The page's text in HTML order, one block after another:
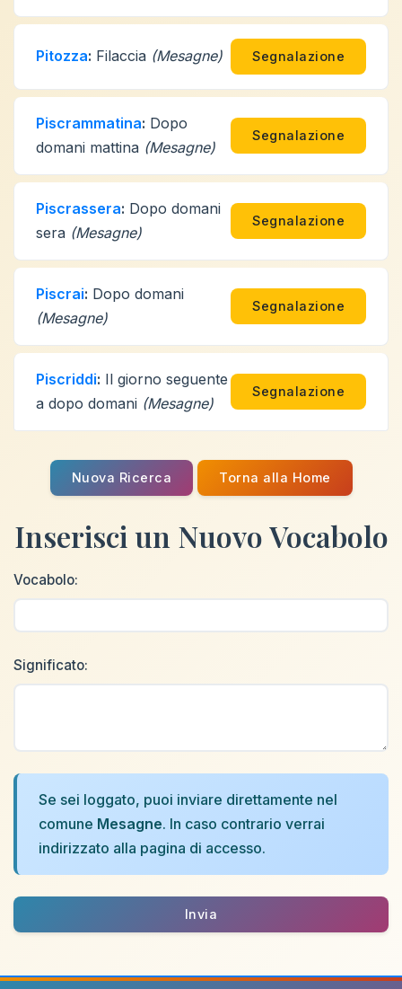
Pitozza: Filaccia (Mesagne) Segnalazione
Piscrammatina: Dopo
domani mattina (Mesagne)
Segnalazione
Piscrassera: Dopo domani
sera (Mesagne)
Segnalazione
Piscrai: Dopo domani
(Mesagne)
Segnalazione
Piscriddi: Il giorno seguente
a dopo domani (Mesagne)
Segnalazione
Nuova Ricerca Torna alla Home
Inserisci un Nuovo Vocabolo
Vocabolo:
Significato:
Se sei loggato, puoi inviare direttamente nel
comune Mesagne. In caso contrario verrai
indirizzato alla pagina di accesso.
Invia